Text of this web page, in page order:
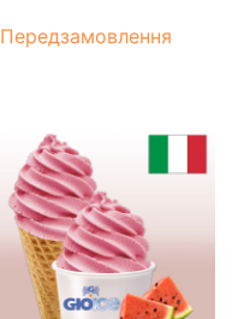
Передзамовлення